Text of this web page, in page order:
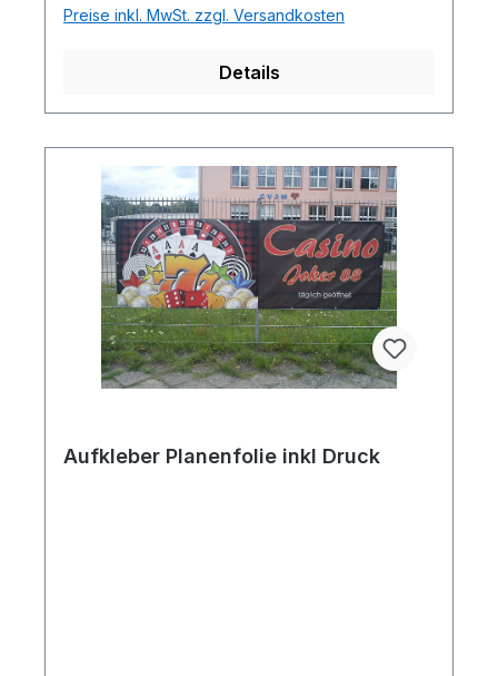
Preise inkl. MwSt. zzgl. Versandkosten
Details
Aufkleber Planenfolie inkl Druck